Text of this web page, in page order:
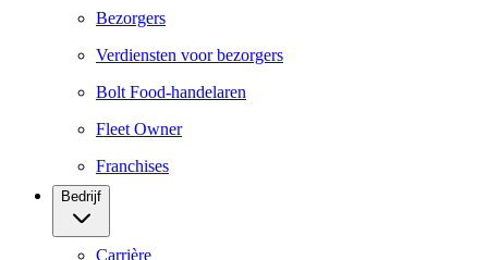
Bezorgers
Verdiensten voor bezorgers
Bolt Food-handelaren
Fleet Owner
Franchises
Bedrijf
Carrière